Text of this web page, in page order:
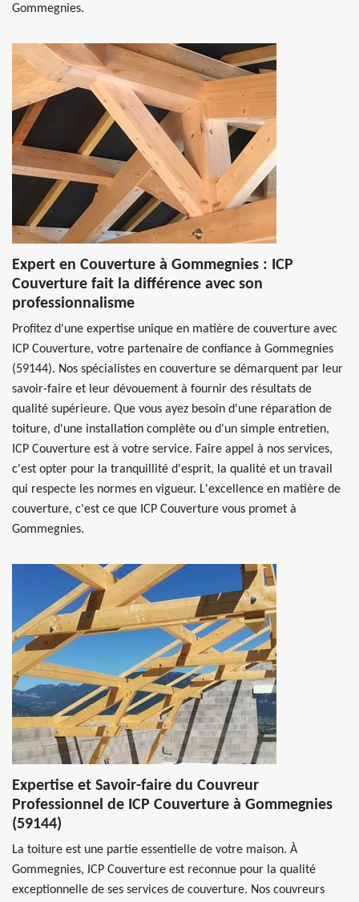
Gommegnies.
Expert en Couverture à Gommegnies : ICP
Couverture fait la différence avec son
professionnalisme
Profitez d'une expertise unique en matière de couverture avec
ICP Couverture, votre partenaire de confiance à Gommegnies
(59144). Nos spécialistes en couverture se démarquent par leur
savoir-faire et leur dévouement à fournir des résultats de
qualité supérieure. Que vous ayez besoin d'une réparation de
toiture, d'une installation complète ou d'un simple entretien,
ICP Couverture est à votre service. Faire appel à nos services,
c'est opter pour la tranquillité d'esprit, la qualité et un travail
qui respecte les normes en vigueur. L'excellence en matière de
couverture, c'est ce que ICP Couverture vous promet à
Gommegnies.
Expertise et Savoir-faire du Couvreur
Professionnel de ICP Couverture à Gommegnies
(59144)
La toiture est une partie essentielle de votre maison. À
Gommegnies, ICP Couverture est reconnue pour la qualité
exceptionnelle de ses services de couverture. Nos couvreurs